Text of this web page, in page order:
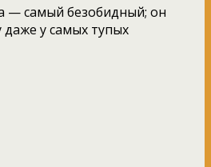
— самый безобидный; он
у самых тупых